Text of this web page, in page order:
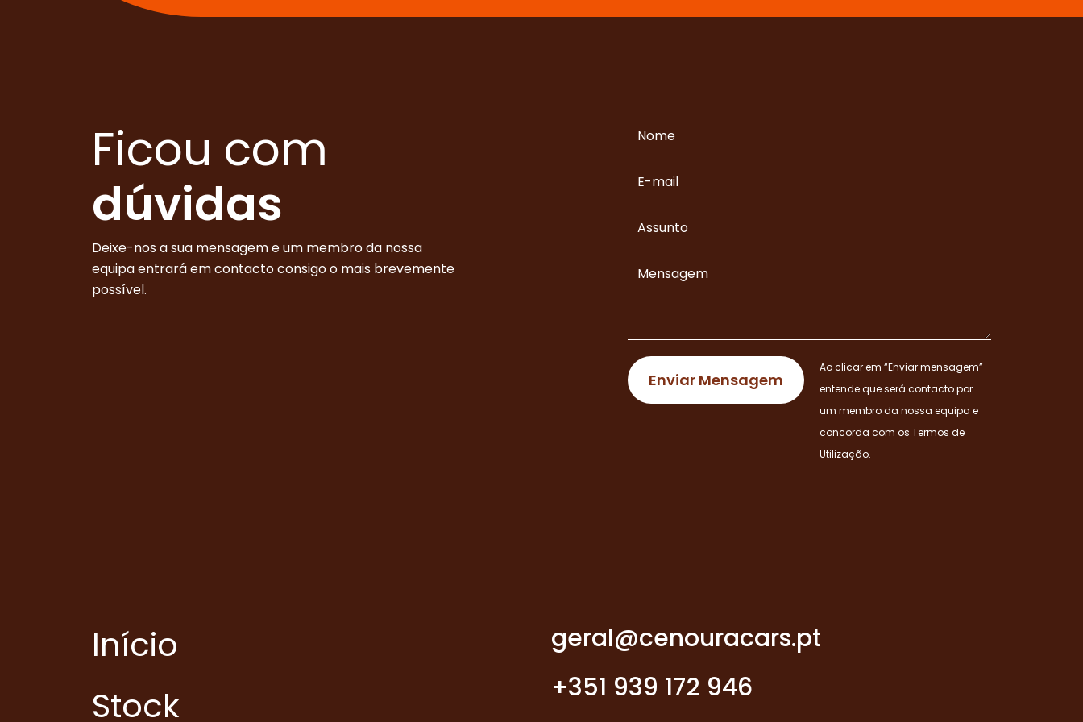
Ficou com
dúvidas
Deixe-nos a sua mensagem e um membro da nossa
equipa entrará em contacto consigo o mais brevemente
possível.
Ao clicar em “Enviar mensagem”
entende que será contacto por
um membro da nossa equipa e
concorda com os Termos de
Utilização.
Início
Stock
geral@cenouracars.pt
+351 939 172 946